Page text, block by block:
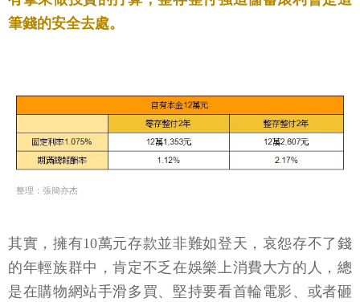
筆錢的安全去處。
整理：張簡亦杰
其實，擁有10萬元存款並非難如登天，哀怨存不了錢
的年輕族群中，肯定不乏在娛樂上消費大方的人，總
是在購物網站手滑多買、堅持要看首輪電影、或者砸